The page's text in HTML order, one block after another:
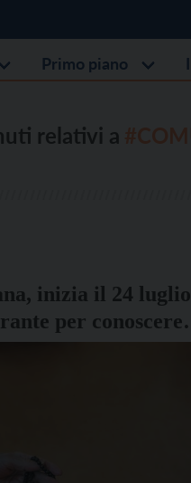
Primo piano
relativi a
inizia il 24
per conoscere